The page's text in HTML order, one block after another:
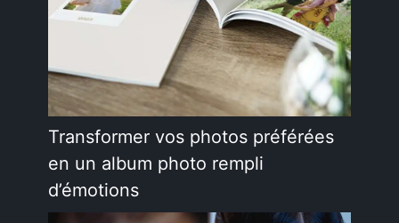
Transformer vos photos préférées
en un album photo rempli
d’émotions